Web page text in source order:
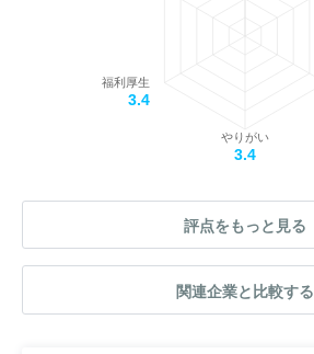
やりがい
3.4
福利厚生
3.4
評点をもっと見る
関連企業と比較する